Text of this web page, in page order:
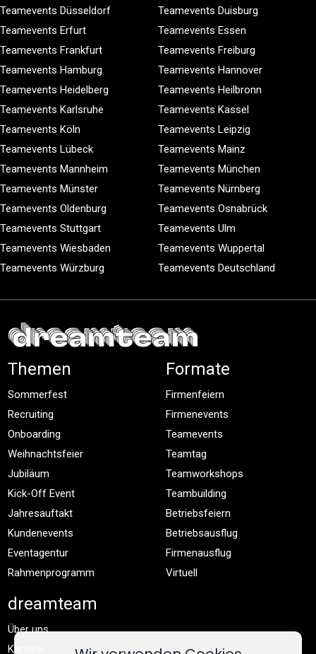
Teamevents Düsseldorf
Teamevents Duisburg
Teamevents Erfurt
Teamevents Essen
Teamevents Frankfurt
Teamevents Freiburg
Teamevents Hamburg
Teamevents Hannover
Teamevents Heidelberg
Teamevents Heilbronn
Teamevents Karlsruhe
Teamevents Kassel
Teamevents Köln
Teamevents Leipzig
Teamevents Lübeck
Teamevents Mainz
Teamevents Mannheim
Teamevents München
Teamevents Münster
Teamevents Nürnberg
Teamevents Oldenburg
Teamevents Osnabrück
Teamevents Stuttgart
Teamevents Ulm
Teamevents Wiesbaden
Teamevents Wuppertal
Teamevents Würzburg
Teamevents Deutschland
Themen
Sommerfest
Recruiting
Onboarding
Weihnachtsfeier
Jubiläum
Kick-Off Event
Jahresauftakt
Kundenevents
Eventagentur
Rahmenprogramm
Formate
Firmenfeiern
Firmenevents
Teamevents
Teamtag
Teamworkshops
Teambuilding
Betriebsfeiern
Betriebsausflug
Firmenausflug
Virtuell
dreamteam
Über uns
Karriere